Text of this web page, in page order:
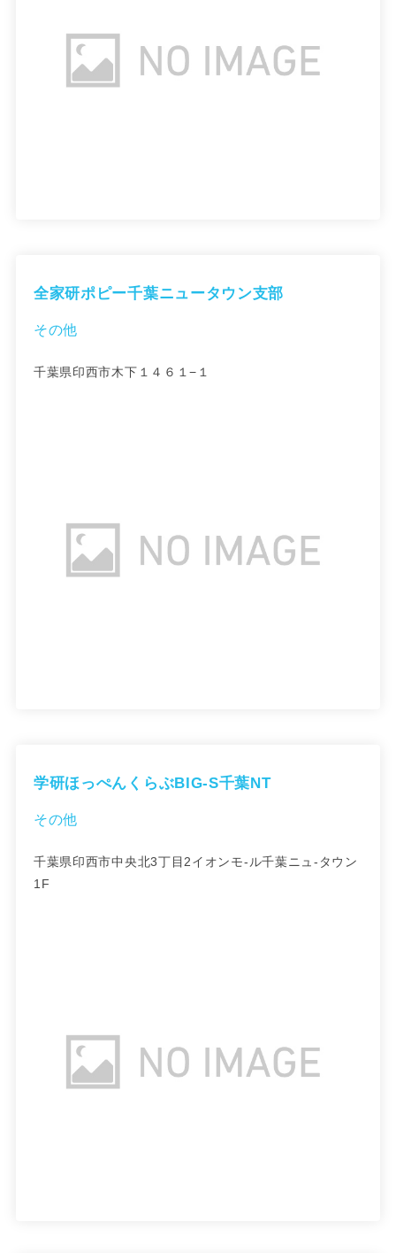
全家研ポピー千葉ニュータウン支部
その他
千葉県印西市木下１４６１−１
学研ほっぺんくらぶBIG-S千葉NT
その他
千葉県印西市中央北3丁目2イオンモ-ル千葉ニュ-タウン
1F